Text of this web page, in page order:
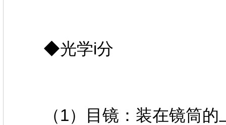
◆光学i分
（1）目镜：装在镜筒的